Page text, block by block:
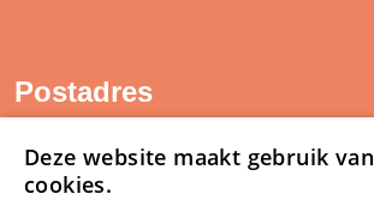
Postadres
SAM Limburg
Postbus 203
Deze website maakt gebruik van
cookies.